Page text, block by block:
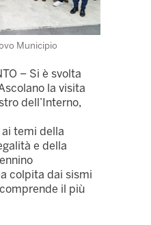
Municipio
– Si è svolta
la visita
dell’Interno,
temi della
e della
colpita dai sismi
il più